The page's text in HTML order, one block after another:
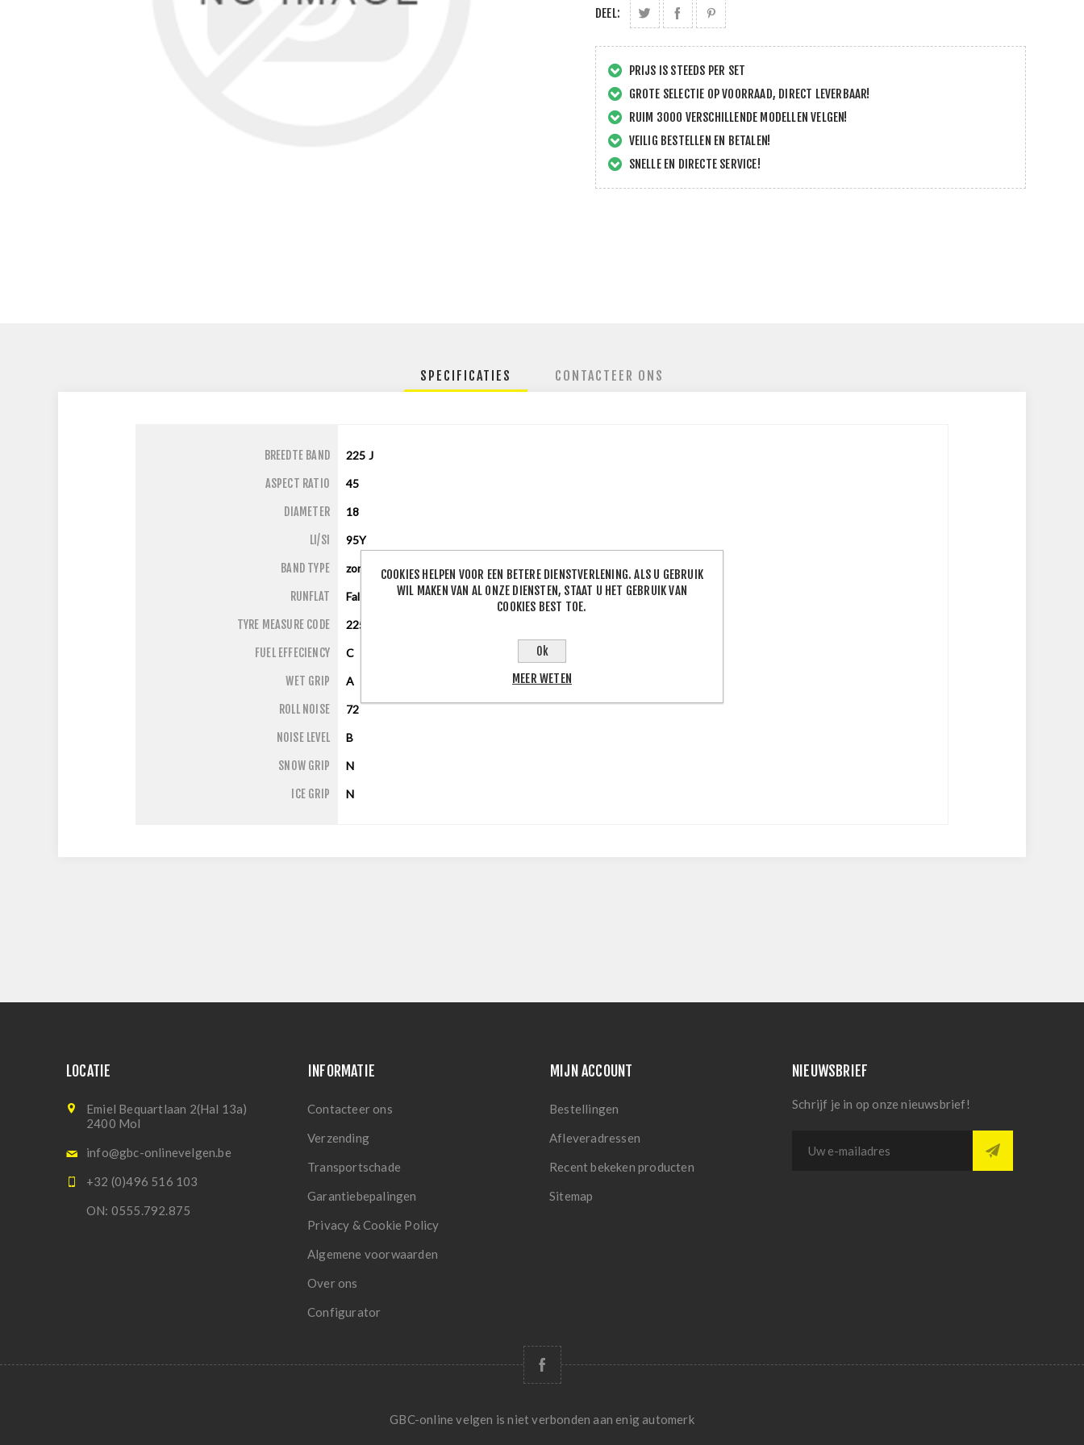
DEEL:
PRIJS IS STEEDS PER SET
GROTE SELECTIE OP VOORRAAD, DIRECT LEVERBAAR!
RUIM 3000 VERSCHILLENDE MODELLEN VELGEN!
VEILIG BESTELLEN EN BETALEN!
SNELLE EN DIRECTE SERVICE!
SPECIFICATIES CONTACTEER ONS
BREEDTE BAND 225 J
ASPECT RATIO 45
DIAMETER 18
LI/SI 95Y
BAND TYPE zomer
RUNFLAT False
TYRE MEASURE CODE 2254518
FUEL EFFECIENCY C
WET GRIP A
ROLL NOISE 72
NOISE LEVEL B
SNOW GRIP N
ICE GRIP N
LOCATIE
Emiel Bequartlaan 2(Hal 13a)
2400 Mol
info@gbc-onlinevelgen.be
+32 (0)496 516 103
ON: 0555.792.875
INFORMATIE
Contacteer ons
Verzending
Transportschade
Garantiebepalingen
Privacy & Cookie Policy
Algemene voorwaarden
Over ons
Configurator
MIJN ACCOUNT
Bestellingen
Afleveradressen
Recent bekeken producten
Sitemap
NIEUWSBRIEF
Schrijf je in op onze nieuwsbrief!
GBC-online velgen is niet verbonden aan enig automerk
COOKIES HELPEN VOOR EEN BETERE DIENSTVERLENING. ALS U GEBRUIK
WIL MAKEN VAN AL ONZE DIENSTEN, STAAT U HET GEBRUIK VAN
COOKIES BEST TOE.
Ok
MEER WETEN